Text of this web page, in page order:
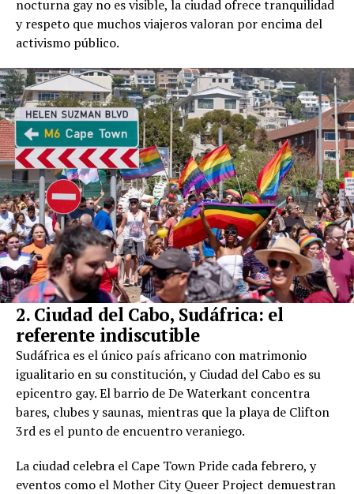
nocturna gay no es visible, la ciudad ofrece tranquilidad
y respeto que muchos viajeros valoran por encima del
activismo público.
2. Ciudad del Cabo, Sudáfrica: el
referente indiscutible
Sudáfrica es el único país africano con matrimonio
igualitario en su constitución, y Ciudad del Cabo es su
epicentro gay. El barrio de De Waterkant concentra
bares, clubes y saunas, mientras que la playa de Clifton
3rd es el punto de encuentro veraniego.
La ciudad celebra el Cape Town Pride cada febrero, y
eventos como el Mother City Queer Project demuestran